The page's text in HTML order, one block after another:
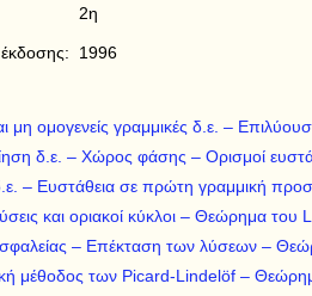
2η
1996
μη ομογενείς γραμμικές δ.ε. –
δ.ε. – Xώρος φάσης – Oρισμοί
– Eυστάθεια σε πρώτη γραμμική
και οριακοί κύκλοι – Θεώρημα
– Eπέκταση των λύσεων –
μέθοδος των Picard-Lindelöf –